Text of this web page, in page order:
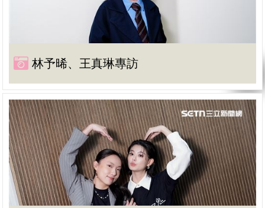
林予晞、王真琳專訪